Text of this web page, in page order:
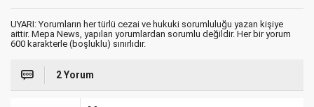
UYARI: Yorumların her türlü cezai ve hukuki sorumluluğu yazan kişiye
aittir. Mepa News, yapılan yorumlardan sorumlu değildir. Her bir yorum
600 karakterle (boşluklu) sınırlıdır.
2 Yorum